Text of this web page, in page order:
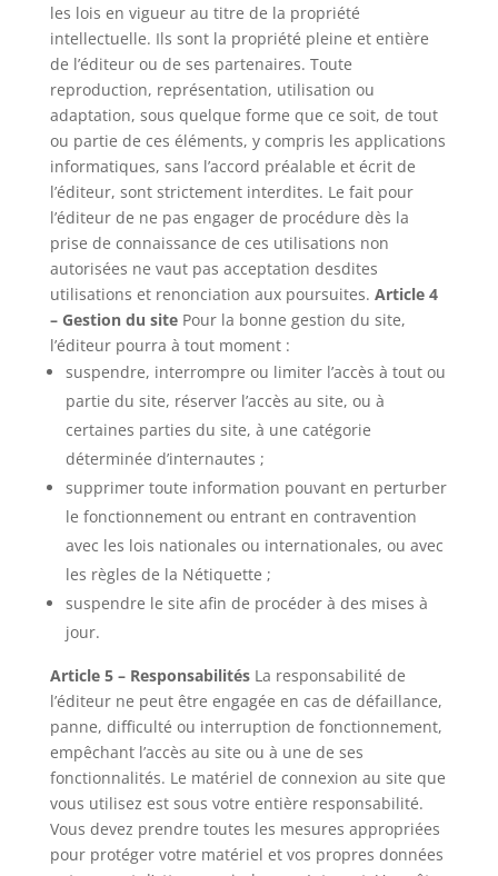
les lois en vigueur au titre de la propriété
intellectuelle. Ils sont la propriété pleine et entière
de l’éditeur ou de ses partenaires. Toute
reproduction, représentation, utilisation ou
adaptation, sous quelque forme que ce soit, de tout
ou partie de ces éléments, y compris les applications
informatiques, sans l’accord préalable et écrit de
l’éditeur, sont strictement interdites. Le fait pour
l’éditeur de ne pas engager de procédure dès la
prise de connaissance de ces utilisations non
autorisées ne vaut pas acceptation desdites
utilisations et renonciation aux poursuites. Article 4
– Gestion du sitePour la bonne gestion du site,
l’éditeur pourra à tout moment :
suspendre, interrompre ou limiter l’accès à tout ou
partie du site, réserver l’accès au site, ou à
certaines parties du site, à une catégorie
déterminée d’internautes ;
supprimer toute information pouvant en perturber
le fonctionnement ou entrant en contravention
avec les lois nationales ou internationales, ou avec
les règles de la Nétiquette ;
suspendre le site afin de procéder à des mises à
jour.
Article 5 – ResponsabilitésLa responsabilité de
l’éditeur ne peut être engagée en cas de défaillance,
panne, difficulté ou interruption de fonctionnement,
empêchant l’accès au site ou à une de ses
fonctionnalités. Le matériel de connexion au site que
vous utilisez est sous votre entière responsabilité.
Vous devez prendre toutes les mesures appropriées
pour protéger votre matériel et vos propres données